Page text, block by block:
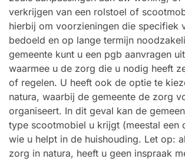
verkrijgen van een rolstoel of
hierbij om voorzieningen die specifiek
bedoeld en op lange termijn
gemeente kunt u een pgb aanvragen
waarmee u de zorg die u nodig heeft
of regelen. U heeft ook de optie te
natura, waarbij de gemeente de zorg
organiseert. In dit geval kan de
type scootmobiel u krijgt (meestal een
wie u helpt in de huishouding. Let op:
zorg in natura, heeft u geen inspraak